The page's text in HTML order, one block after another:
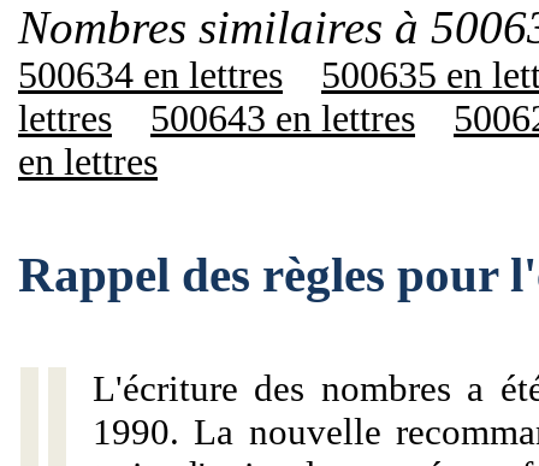
Nombres similaires à
500634 en lettres
500635 en
lettres
500643 en lettres
en lettres
Rappel des règles pour
L'écriture des nombres a
1990. La nouvelle